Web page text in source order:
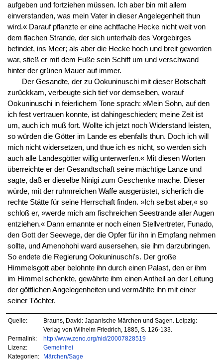
aufgeben und fortziehen müssen. Ich aber bin mit allem
einverstanden, was mein Vater in dieser Angelegenheit thun
wird.« Darauf pflanzte er eine achtfache Hecke nicht weit von
dem flachen Strande, der sich unterhalb des Vorgebirges
befindet, ins Meer; als aber die Hecke hoch und breit geworden
war, stieß er mit dem Fuße sein Schiff um und verschwand
hinter der grünen Mauer auf immer.
Der Gesandte, der zu Ookuninuschi mit dieser Botschaft
zurückkam, verbeugte sich tief vor demselben, worauf
Ookuninuschi in feierlichem Tone sprach: »Mein Sohn, auf den
ich fest vertrauen konnte, ist dahingeschieden; meine Zeit ist
um, auch ich muß fort. Wollte ich jetzt noch Widerstand leisten,
so würden die Götter im Lande es ebenfalls thun. Doch ich will
mich nicht widersetzen, und thue ich es nicht, so werden sich
auch alle Landesgötter willig unterwerfen.« Mit diesen Worten
überreichte er der Gesandtschaft seine mächtige Lanze und
sagte, daß er dieselbe Ninigi zum Geschenke mache. Dieser
würde, mit der ruhmreichen Waffe ausgerüstet, sicherlich die
rechte Stätte für seine Herrschaft finden. »Ich selbst aber,« so
schloß er, »werde mich am fischreichen Seestrande aller Augen
entziehen.« Dann ernannte er noch einen Stellvertreter, Funado,
den Gott der Seewege, der die Opfer für ihn in Empfang nehmen
sollte, und Amenohohi ward ausersehen, sie ihm darzubringen.
So endete die Regierung Ookuninuschi's. Der große
Himmelsgott aber belohnte ihn durch einen Palast, den er ihm
im Himmel schenkte, gewährte ihm einen Antheil an der Leitung
der göttlichen Angelegenheiten und vermählte ihn mit einer
seiner Töchter.
Quelle:
Brauns, David: Japanische Märchen und Sagen. Leipzig:
Verlag von Wilhelm Friedrich, 1885, S. 126-133.
Permalink:
http://www.zeno.org/nid/20007828519
Lizenz:
Gemeinfrei
Kategorien:
Märchen/Sage